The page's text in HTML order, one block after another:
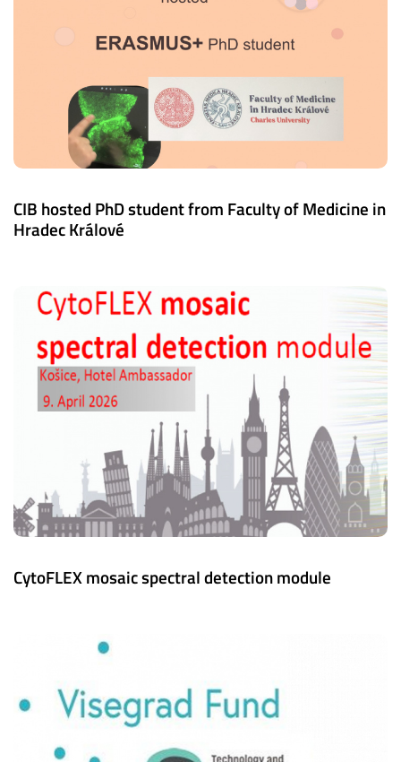
CIB hosted PhD student from Faculty of Medicine in
Hradec Králové
CytoFLEX mosaic spectral detection module